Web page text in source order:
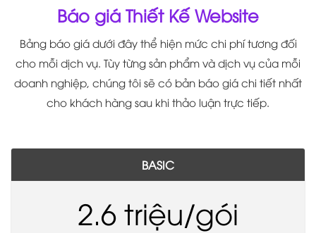
Báo giá Thiết Kế Website
Bảng báo giá dưới đây thể hiện mức chi phí tương đối
cho mỗi dịch vụ. Tùy từng sản phẩm và dịch vụ của mỗi
doanh nghiệp, chúng tôi sẽ có bản báo giá chi tiết nhất
cho khách hàng sau khi thảo luận trực tiếp.
BASIC
2.6 triệu/gói